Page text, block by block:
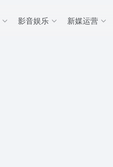
影音娱乐 新媒运营